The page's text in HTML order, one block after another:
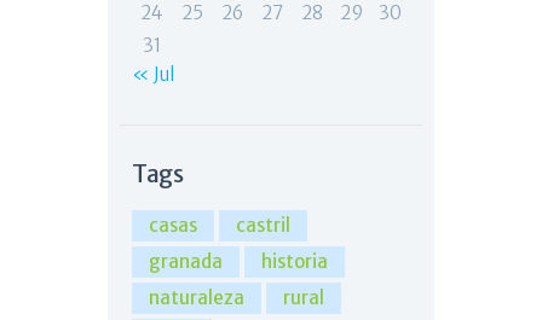
24
25 26 27 28 29
30
31
« Jul
Tags
casas
castril
granada
historia
naturaleza
rural